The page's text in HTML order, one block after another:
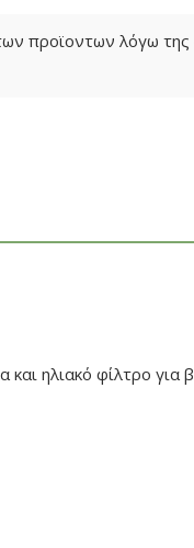
προϊοντων λόγω
ηλιακό φίλτρο για